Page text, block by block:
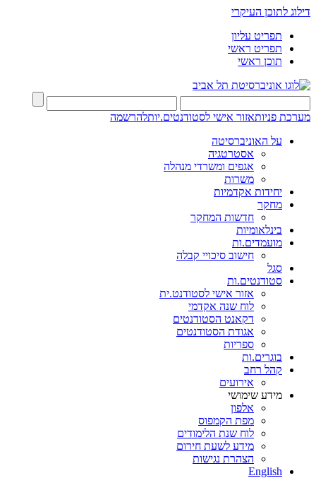
דילוג לתוכן העיקרי
תפריט עליון
תפריט ראשי
תוכן ראשי
מערכת פניותאזור אישי לסטודנטים.יותלהרשמה
על האוניברסיטה
אסטרטגיה
אגפים ומשרדי מנהלה
משרות
יחידות אקדמיות
מחקר
חדשות המחקר
בינלאומיות
מועמדים.ות
חישוב סיכויי קבלה
סגל
סטודנטים.ות
אזור אישי לסטודנט.ית
לוח שנה אקדמי
דקאנט הסטודנטים
אגודת הסטודנטים
ספריות
בוגרים.ות
קהל רחב
אירועים
מידע שימושי
אלפון
מפת הקמפוס
לוח שנת הלימודים
מידע לשעת חירום
הצהרת נגישות
English